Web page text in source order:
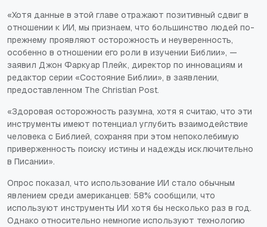
«Хотя данные в этой главе отражают позитивный сдвиг в
отношении к ИИ, мы признаем, что большинство людей по-
прежнему проявляют осторожность и неуверенность,
особенно в отношении его роли в изучении Библии», —
заявил Джон Фаркуар Плейк, директор по инновациям и
редактор серии «Состояние Библии», в заявлении,
предоставленном The Christian Post.
«Здоровая осторожность разумна, хотя я считаю, что эти
инструменты имеют потенциал углубить взаимодействие
человека с Библией, сохраняя при этом непоколебимую
приверженность поиску истины и надежды исключительно
в Писании».
Опрос показал, что использование ИИ стало обычным
явлением среди американцев: 58% сообщили, что
используют инструменты ИИ хотя бы несколько раз в год.
Однако относительно немногие используют технологию